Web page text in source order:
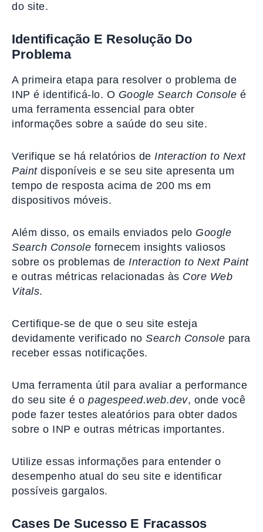
do site.
Identificação E Resolução Do
Problema
A primeira etapa para resolver o problema de
INP é identificá-lo. O Google Search Console é
uma ferramenta essencial para obter
informações sobre a saúde do seu site.
Verifique se há relatórios de Interaction to Next
Paintdisponíveis e se seu site apresenta um
tempo de resposta acima de 200 ms em
dispositivos móveis.
Além disso, os emails enviados pelo Google
Search Console fornecem insights valiosos
sobre os problemas de Interaction to Next Paint
e outras métricas relacionadas às Core Web
Vitals.
Certifique-se de que o seu site esteja
devidamente verificado no Search Console para
receber essas notificações.
Uma ferramenta útil para avaliar a performance
do seu site é o pagespeed.web.dev, onde você
pode fazer testes aleatórios para obter dados
sobre o INP e outras métricas importantes.
Utilize essas informações para entender o
desempenho atual do seu site e identificar
possíveis gargalos.
Cases De Sucesso E Fracassos